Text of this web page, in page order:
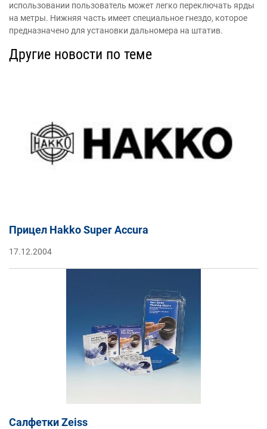
использовании пользователь может легко переключать ярды
на метры. Нижняя часть имеет специальное гнездо, которое
предназначено для установки дальномера на штатив.
Другие новости по теме
Прицел Hakko Super Accura
17.12.2004
Салфетки Zeiss